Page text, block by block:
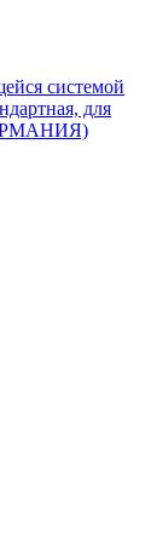
системой
для